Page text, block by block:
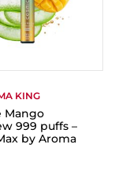
KING
Mango
999 puffs –
by Aroma